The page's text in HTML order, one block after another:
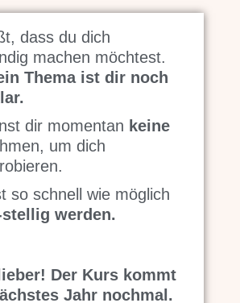
dass du dich
machen möchtest.
Thema ist dir noch
dir momentan keine
um dich
so schnell wie möglich
stellig werden.
Der Kurs kommt
Jahr nochmal.